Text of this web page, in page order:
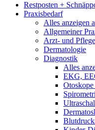
Restposten +
Praxisbedarf
Alles anzeigen
Allgemeiner
Arzt- und
Dermatologie
Diagnostik
Alles
EKG,